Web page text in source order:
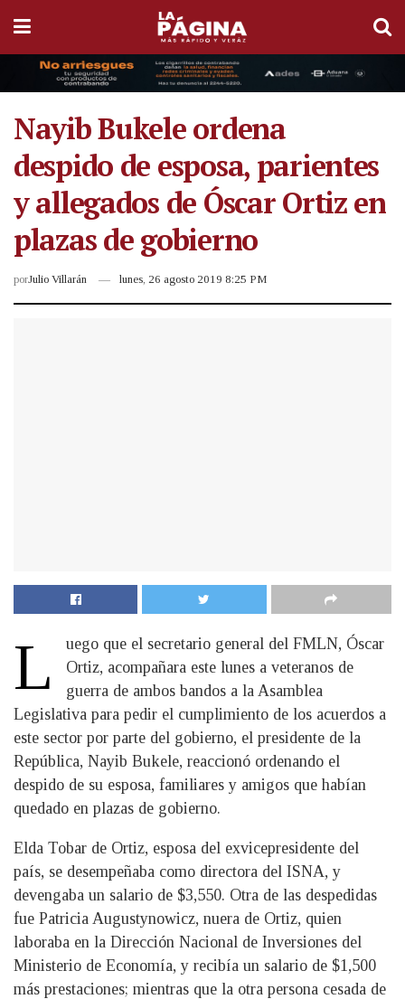
Nayib Bukele ordena
despido de esposa, parientes
y allegados de Óscar Ortiz en
plazas de gobierno
porJulio Villarán lunes, 26 agosto 2019 8:25 PM
L
uego que el secretario general del FMLN, Óscar
Ortiz, acompañara este lunes a veteranos de
guerra de ambos bandos a la Asamblea
Legislativa para pedir el cumplimiento de los acuerdos a
este sector por parte del gobierno, el presidente de la
República, Nayib Bukele, reaccionó ordenando el
despido de su esposa, familiares y amigos que habían
quedado en plazas de gobierno.
Elda Tobar de Ortiz, esposa del exvicepresidente del
país, se desempeñaba como directora del ISNA, y
devengaba un salario de $3,550. Otra de las despedidas
fue Patricia Augustynowicz, nuera de Ortiz, quien
laboraba en la Dirección Nacional de Inversiones del
Ministerio de Economía, y recibía un salario de $1,500
más prestaciones; mientras que la otra persona cesada de